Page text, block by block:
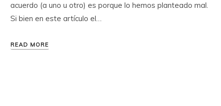
acuerdo (a uno u otro) es porque lo hemos planteado mal.
Si bien en este artículo el…
READ MORE